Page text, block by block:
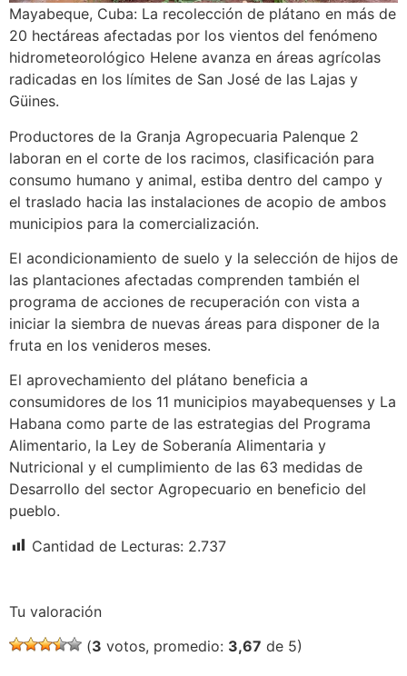
Mayabeque, Cuba: La recolección de plátano en más de
20 hectáreas afectadas por los vientos del fenómeno
hidrometeorológico Helene avanza en áreas agrícolas
radicadas en los límites de San José de las Lajas y
Güines.
Productores de la Granja Agropecuaria Palenque 2
laboran en el corte de los racimos, clasificación para
consumo humano y animal, estiba dentro del campo y
el traslado hacia las instalaciones de acopio de ambos
municipios para la comercialización.
El acondicionamiento de suelo y la selección de hijos de
las plantaciones afectadas comprenden también el
programa de acciones de recuperación con vista a
iniciar la siembra de nuevas áreas para disponer de la
fruta en los venideros meses.
El aprovechamiento del plátano beneficia a
consumidores de los 11 municipios mayabequenses y La
Habana como parte de las estrategias del Programa
Alimentario, la Ley de Soberanía Alimentaria y
Nutricional y el cumplimiento de las 63 medidas de
Desarrollo del sector Agropecuario en beneficio del
pueblo.
Cantidad de Lecturas: 2.737
Tu valoración
(3 votos, promedio: 3,67 de 5)